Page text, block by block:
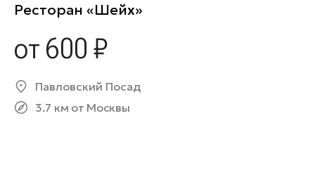
Ресторан «Шейх»
от 600 ₽
Павловский Посад
3.7 км от Москвы